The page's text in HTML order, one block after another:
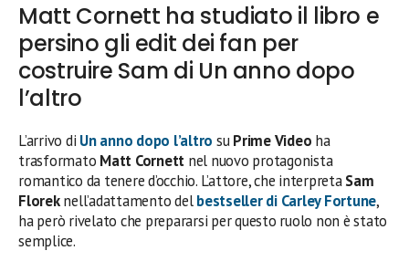
Matt Cornett ha studiato il libro e
persino gli edit dei fan per
costruire Sam di Un anno dopo
l’altro
L’arrivo di Un anno dopo l’altro suPrime Video ha
trasformato Matt Cornett nel nuovo protagonista
romantico da tenere d’occhio. L’attore, che interpretaSam
Floreknell’adattamento delbestseller di Carley Fortune,
ha però rivelato che prepararsi per questo ruolo non è stato
semplice.